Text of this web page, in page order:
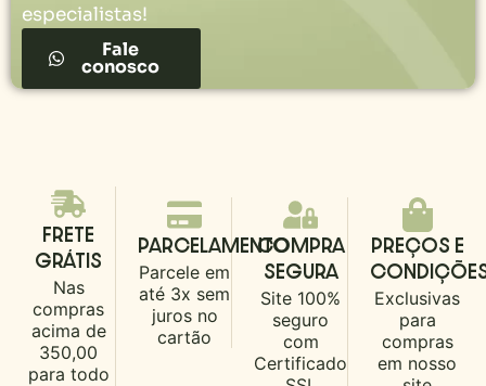
especialistas!
Fale
conosco
FRETE
GRÁTIS
Nas
compras
acima de
350,00
para todo
PARCELAMENTO
Parcele em
até 3x sem
juros no
cartão
COMPRA
SEGURA
Site 100%
seguro
com
Certificado
PREÇOS E
Exclusivas
para
compras
em nosso